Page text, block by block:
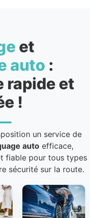
et
auto :
rapide et
!
un service de
auto efficace,
fiable pour tous types
sécurité sur la route.